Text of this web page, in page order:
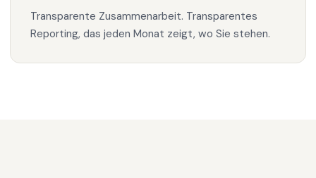
Transparente Zusammenarbeit. Transparentes
Reporting, das jeden Monat zeigt, wo Sie stehen.